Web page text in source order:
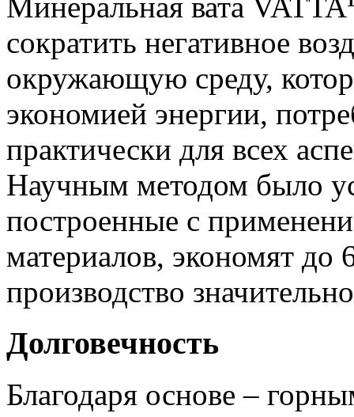
Минеральная вата VATTA
сократить негативное
окружающую среду,
экономией энергии,
практически для всех
Научным методом было
построенные с
материалов, экономят до
производство
Долговечность
Благодаря основе –